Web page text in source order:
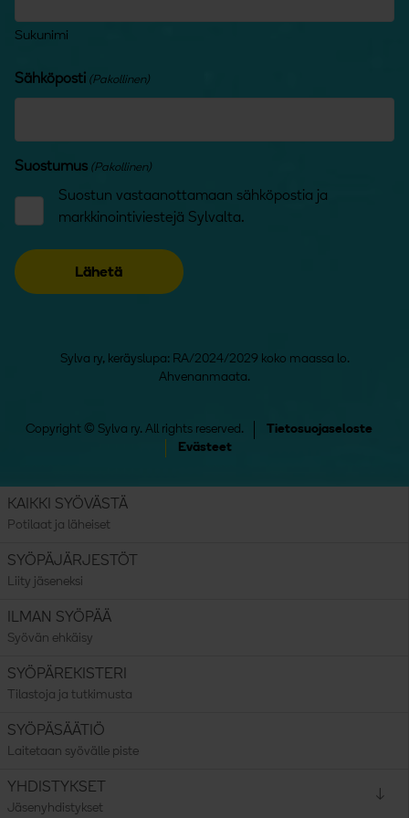
Sukunimi
Sähköposti (Pakollinen)
Suostumus (Pakollinen)
Suostun vastaanottamaan sähköpostia ja
markkinointiviestejä Sylvalta.
Sylva ry, keräyslupa: RA/2024/2029 koko maassa lo.
Ahvenanmaata.
Copyright © Sylva ry. All rights reserved.
Tietosuojaseloste
Evästeet
KAIKKI SYÖVÄSTÄ
Potilaat ja läheiset
SYÖPÄJÄRJESTÖT
Liity jäseneksi
ILMAN SYÖPÄÄ
Syövän ehkäisy
SYÖPÄREKISTERI
Tilastoja ja tutkimusta
SYÖPÄSÄÄTIÖ
Laitetaan syövälle piste
Avaa valikko:
YHDISTYKSET
Jäsenyhdistykset